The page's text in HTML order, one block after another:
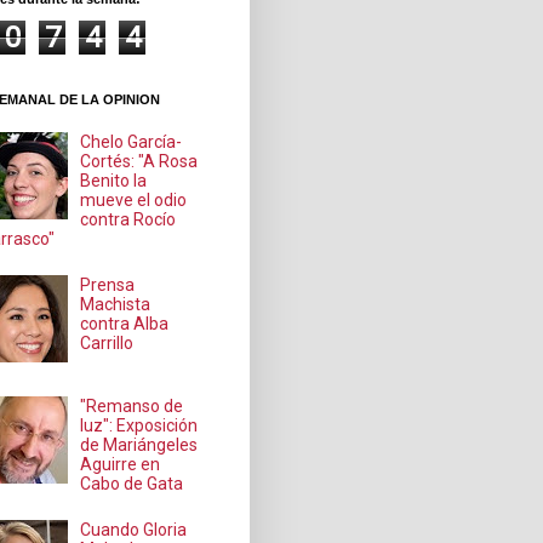
0 7 4
4
DE LA OPINION
Chelo García-
Cortés: "A Rosa
Benito la
mueve el odio
contra Rocío
Prensa
Machista
contra Alba
Carrillo
"Remanso de
luz": Exposición
de Mariángeles
Aguirre en
Cabo de Gata
Cuando Gloria